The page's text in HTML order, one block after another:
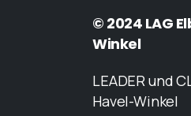
© 2024 LAG
Winkel
LEADER und
Havel-Winkel